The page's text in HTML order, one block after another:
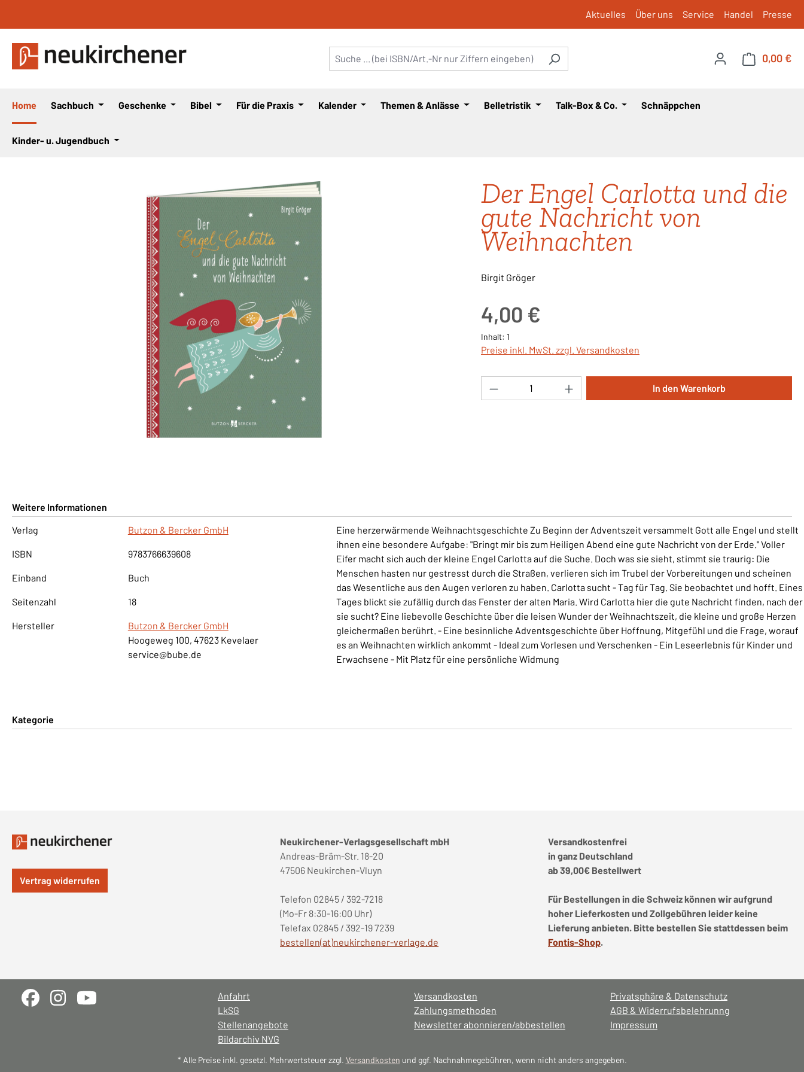
Aktuelles Über uns Service Handel Presse
0,00 €
Home Sachbuch Geschenke Bibel Für die Praxis Kalender Themen & Anlässe Belletristik Talk-Box & Co. Schnäppchen
Kinder- u. Jugendbuch
Der Engel Carlotta und die
gute Nachricht von
Weihnachten
Birgit Gröger
4,00 €
Inhalt: 1
Preise inkl. MwSt. zzgl. Versandkosten
Produkt Anzahl: Gib den gewünschten Wert ein
In den Warenkorb
Weitere Informationen
Verlag
Butzon & Bercker GmbH
ISBN 9783766639608
Einband Buch
Seitenzahl 18
Hersteller
Butzon & Bercker GmbH
Hoogeweg 100, 47623 Kevelaer
service@bube.de
Eine herzerwärmende Weihnachtsgeschichte Zu Beginn der Adventszeit versammelt Gott alle Engel und stellt
ihnen eine besondere Aufgabe: "Bringt mir bis zum Heiligen Abend eine gute Nachricht von der Erde." Voller
Eifer macht sich auch der kleine Engel Carlotta auf die Suche. Doch was sie sieht, stimmt sie traurig: Die
Menschen hasten nur gestresst durch die Straßen, verlieren sich im Trubel der Vorbereitungen und scheinen
das Wesentliche aus den Augen verloren zu haben. Carlotta sucht - Tag für Tag. Sie beobachtet und hofft. Eines
Tages blickt sie zufällig durch das Fenster der alten Maria. Wird Carlotta hier die gute Nachricht finden, nach der
sie sucht? Eine liebevolle Geschichte über die leisen Wunder der Weihnachtszeit, die kleine und große Herzen
gleichermaßen berührt. - Eine besinnliche Adventsgeschichte über Hoffnung, Mitgefühl und die Frage, worauf
es an Weihnachten wirklich ankommt - Ideal zum Vorlesen und Verschenken - Ein Leseerlebnis für Kinder und
Erwachsene - Mit Platz für eine persönliche Widmung
Kategorie
Vertrag widerrufen
Neukirchener-Verlagsgesellschaft mbH
Andreas-Bräm-Str. 18-20
47506 Neukirchen-Vluyn
Telefon 02845 / 392-7218
(Mo-Fr 8:30-16:00 Uhr)
Telefax 02845 / 392-19 7239
bestellen(at)neukirchener-verlage.de
Versandkostenfrei
in ganz Deutschland
ab 39,00€ Bestellwert
Für Bestellungen in die Schweiz können wir aufgrund
hoher Lieferkosten und Zollgebühren leider keine
Lieferung anbieten. Bitte bestellen Sie stattdessen beim
Fontis-Shop.
Anfahrt
LkSG
Stellenangebote
Versandkosten
Zahlungsmethoden
Newsletter abonnieren/abbestellen
Privatsphäre & Datenschutz
AGB & Widerrufsbelehrunng
Impressum
Bildarchiv NVG
* Alle Preise inkl. gesetzl. Mehrwertsteuer zzgl. Versandkosten und ggf. Nachnahmegebühren, wenn nicht anders angegeben.